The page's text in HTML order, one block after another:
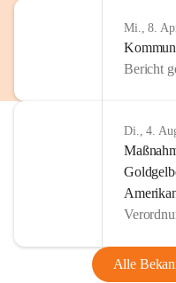
Mi., 8.
Bericht
Di., 4.
Alle